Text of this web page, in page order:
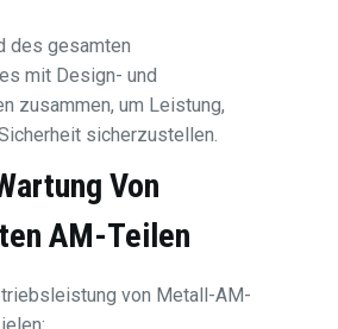
des gesamten
mit Design- und
zusammen, um Leistung,
sicherzustellen.
Von
AM-Teilen
von Metall-AM-